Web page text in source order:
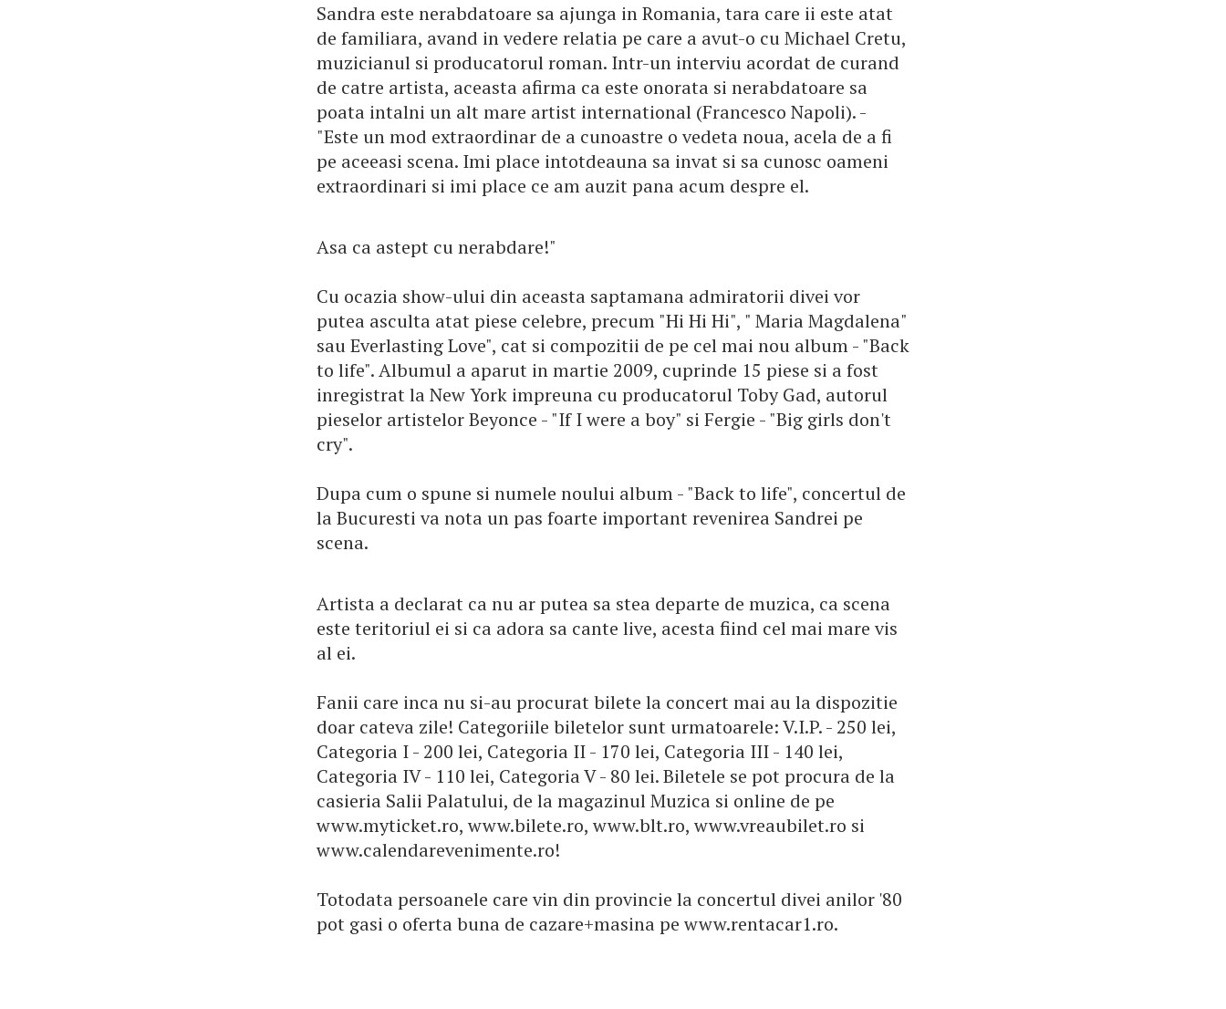
Sandra este nerabdatoare sa ajunga in Romania, tara care ii este atat
de familiara, avand in vedere relatia pe care a avut-o cu Michael Cretu,
muzicianul si producatorul roman. Intr-un interviu acordat de curand
de catre artista, aceasta afirma ca este onorata si nerabdatoare sa
poata intalni un alt mare artist international (Francesco Napoli). -
"Este un mod extraordinar de a cunoastre o vedeta noua, acela de a fi
pe aceeasi scena. Imi place intotdeauna sa invat si sa cunosc oameni
extraordinari si imi place ce am auzit pana acum despre el.
Asa ca astept cu nerabdare!"
Cu ocazia show-ului din aceasta saptamana admiratorii divei vor
putea asculta atat piese celebre, precum "Hi Hi Hi", " Maria Magdalena"
sau Everlasting Love", cat si compozitii de pe cel mai nou album - "Back
to life". Albumul a aparut in martie 2009, cuprinde 15 piese si a fost
inregistrat la New York impreuna cu producatorul Toby Gad, autorul
pieselor artistelor Beyonce - "If I were a boy" si Fergie - "Big girls don't
cry".
Dupa cum o spune si numele noului album - "Back to life", concertul de
la Bucuresti va nota un pas foarte important revenirea Sandrei pe
scena.
Artista a declarat ca nu ar putea sa stea departe de muzica, ca scena
este teritoriul ei si ca adora sa cante live, acesta fiind cel mai mare vis
al ei.
Fanii care inca nu si-au procurat bilete la concert mai au la dispozitie
doar cateva zile! Categoriile biletelor sunt urmatoarele: V.I.P. - 250 lei,
Categoria I - 200 lei, Categoria II - 170 lei, Categoria III - 140 lei,
Categoria IV - 110 lei, Categoria V - 80 lei. Biletele se pot procura de la
casieria Salii Palatului, de la magazinul Muzica si online de pe
www.myticket.ro, www.bilete.ro, www.blt.ro, www.vreaubilet.ro si
www.calendarevenimente.ro!
Totodata persoanele care vin din provincie la concertul divei anilor '80
pot gasi o oferta buna de cazare+masina pe www.rentacar1.ro.